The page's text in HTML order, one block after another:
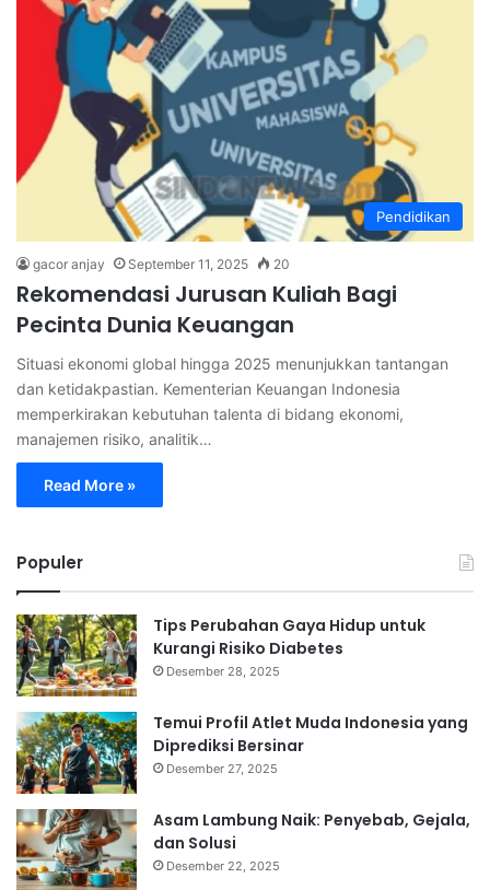
Pendidikan
gacor anjay September 11, 2025 20
Rekomendasi Jurusan Kuliah Bagi
Pecinta Dunia Keuangan
Situasi ekonomi global hingga 2025 menunjukkan tantangan
dan ketidakpastian. Kementerian Keuangan Indonesia
memperkirakan kebutuhan talenta di bidang ekonomi,
manajemen risiko, analitik…
Read More »
Populer
Tips Perubahan Gaya Hidup untuk
Kurangi Risiko Diabetes
Desember 28, 2025
Temui Profil Atlet Muda Indonesia yang
Diprediksi Bersinar
Desember 27, 2025
Asam Lambung Naik: Penyebab, Gejala,
dan Solusi
Desember 22, 2025